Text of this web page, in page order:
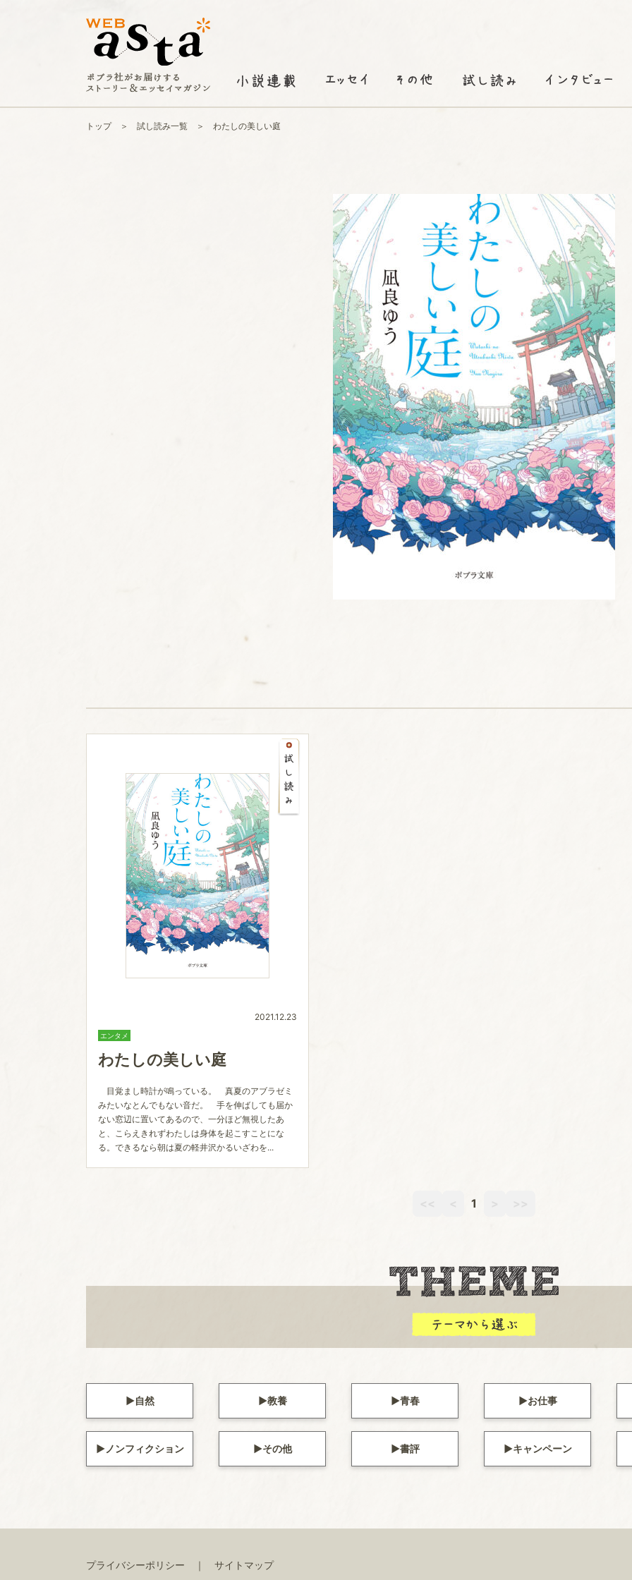
トップ 試し読み一覧 わたしの美しい庭
2021.12.23
エンタメ
わたしの美しい庭
目覚まし時計が鳴っている。 真夏のアブラゼミ
みたいなとんでもない音だ。 手を伸ばしても届か
ない窓辺に置いてあるので、一分ほど無視したあ
と、こらえきれずわたしは身体を起こすことにな
る。できるなら朝は夏の軽井沢かるいざわを...
1
自然 教養 青春 お仕事
ノンフィクション その他 書評 キャンペーン
プライバシーポリシー サイトマップ